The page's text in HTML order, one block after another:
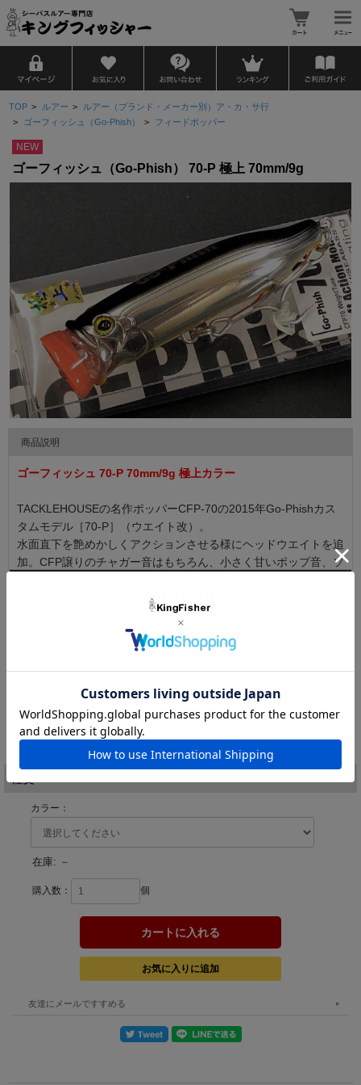
TOP > ルアー > ルアー（ブランド・メーカー別）ア・カ・サ行
> ゴーフィッシュ（Go-Phish） > フィードポッパー
NEW
ゴーフィッシュ（Go-Phish） 70-P 極上 70mm/9g
商品説明
ゴーフィッシュ 70-P 70mm/9g 極上カラー
TACKLEHOUSEの名作ポッパーCFP-70の2015年Go-Phishカス
タムモデル［70-P］（ウエイト改）。
水面直下を艶めかしくアクションさせる様にヘッドウエイトを追
加。CFP譲りのチャガー音はもちろん、小さく甘いポップ音、ソ
に来る様々なターゲットに口を使わせます。
◆Length ： 70mm ◆Weight ： 9g ◆Hook ： ST-46 #8 Ring
BKS
#2
BLS
#3
ORS
#4
PHC
BON
価格:1,782円(税込)
[ポイント還元 35ポイント～]
注文
カラー：
在庫: －
購入数： 個
友達にメールですすめる